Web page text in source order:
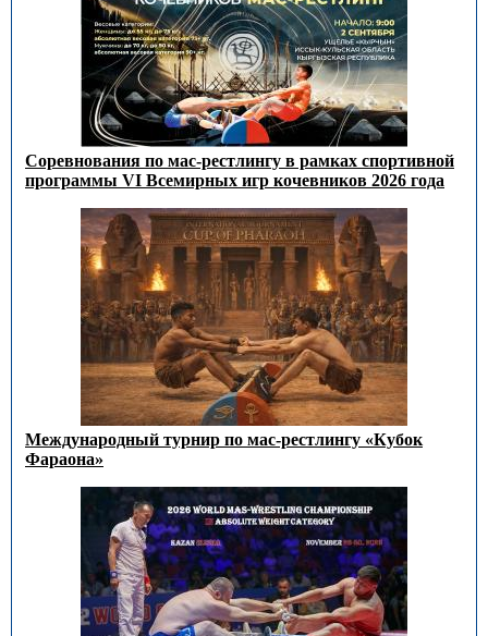
Соревнования по мас-рестлингу в рамках спортивной
программы VI Всемирных игр кочевников 2026 года
Международный турнир по мас-рестлингу «Кубок
Фараона»